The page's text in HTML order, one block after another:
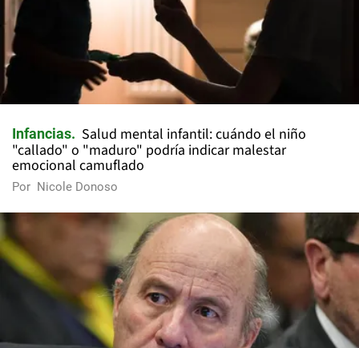
Infancias
Salud mental infantil: cuándo el niño
"callado" o "maduro" podría indicar malestar
emocional camuflado
Por Nicole Donoso